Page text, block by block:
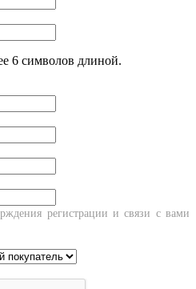
6 символов длиной.
регистрации и связи с вами